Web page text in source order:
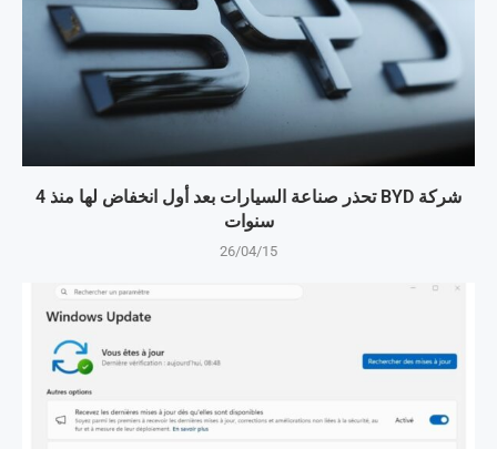
شركة BYD تحذر صناعة السيارات بعد أول انخفاض لها منذ 4
سنوات
26/04/15